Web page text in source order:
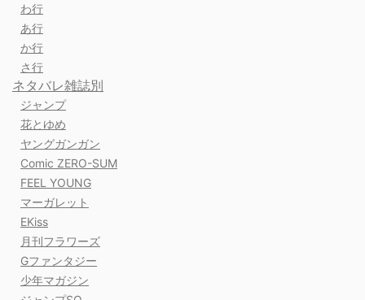
わ行
あ行
か行
さ行
ネタバレ雑誌別
ジャンプ
花とゆめ
ヤングガンガン
Comic ZERO-SUM
FEEL YOUNG
マーガレット
EKiss
月刊フラワーズ
Gファンタジー
少年マガジン